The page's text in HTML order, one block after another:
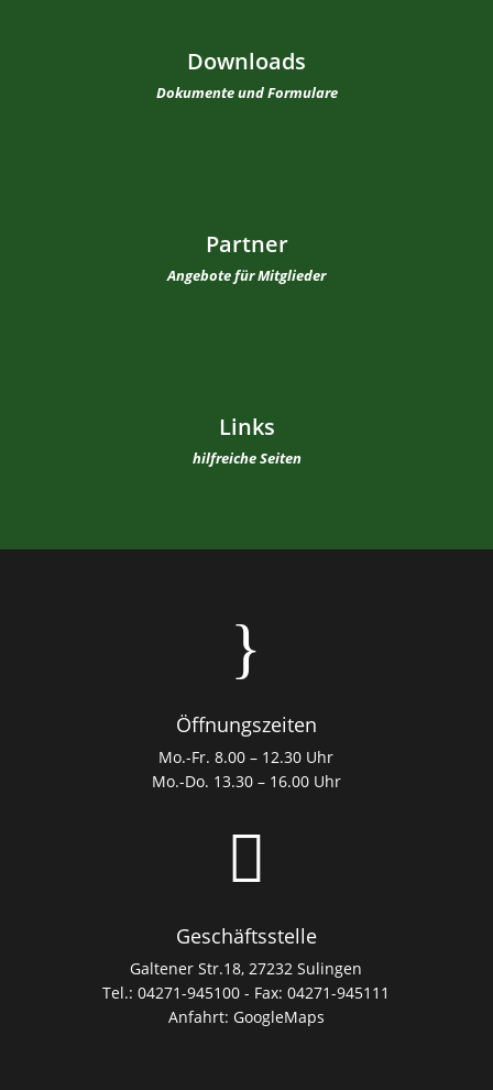
Downloads
Dokumente und Formulare
Partner
Angebote für Mitglieder
Links
hilfreiche Seiten
}
Öffnungszeiten
Mo.-Fr. 8.00 – 12.30 Uhr
Mo.-Do. 13.30 – 16.00 Uhr

Geschäftsstelle
Galtener Str.18, 27232 Sulingen
Tel.: 04271-945100 - Fax: 04271-945111
Anfahrt: GoogleMaps